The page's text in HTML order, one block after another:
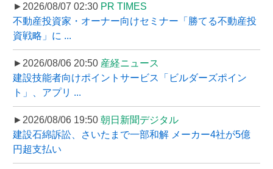
►2026/08/07 02:30 PR TIMES
不動産投資家・オーナー向けセミナー「勝てる不動産投
資戦略」に ...
►2026/08/06 20:50 産経ニュース
建設技能者向けポイントサービス「ビルダーズポイン
ト」、アプリ ...
►2026/08/06 19:50 朝日新聞デジタル
建設石綿訴訟、さいたまで一部和解 メーカー4社が5億
円超支払い